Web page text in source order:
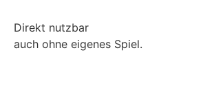
Direkt nutzbar
auch ohne eigenes Spiel.